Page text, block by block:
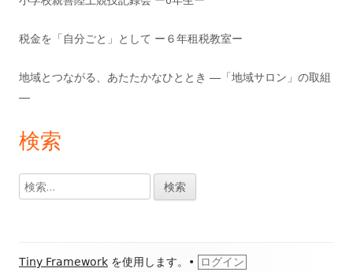
税金を「自分ごと」として ー６年租税教室ー
地域とつながる、あたたかなひととき ―「地域サロン」の取組
―
検索
検
索:
フ
Tiny Framework を使用します。 • ログイン